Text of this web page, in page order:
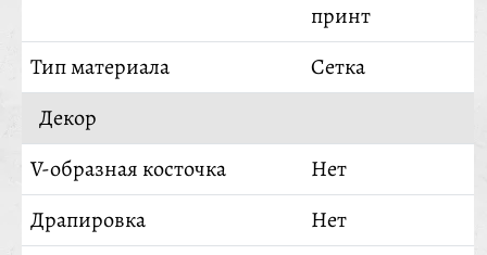
принт
Тип материала
Сетка
Декор
V-образная косточка
Нет
Драпировка
Нет